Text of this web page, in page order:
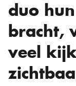
duo
bracht,
veel